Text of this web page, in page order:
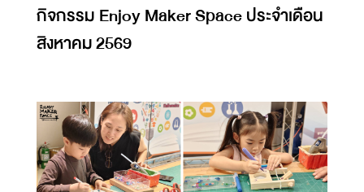
กิจกรรม Enjoy Maker Space ประจำเดือน
สิงหาคม 2569